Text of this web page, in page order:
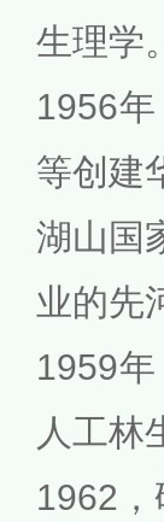
生理学。
1956
等创建
湖山国
业的先
1959
人工林
1962